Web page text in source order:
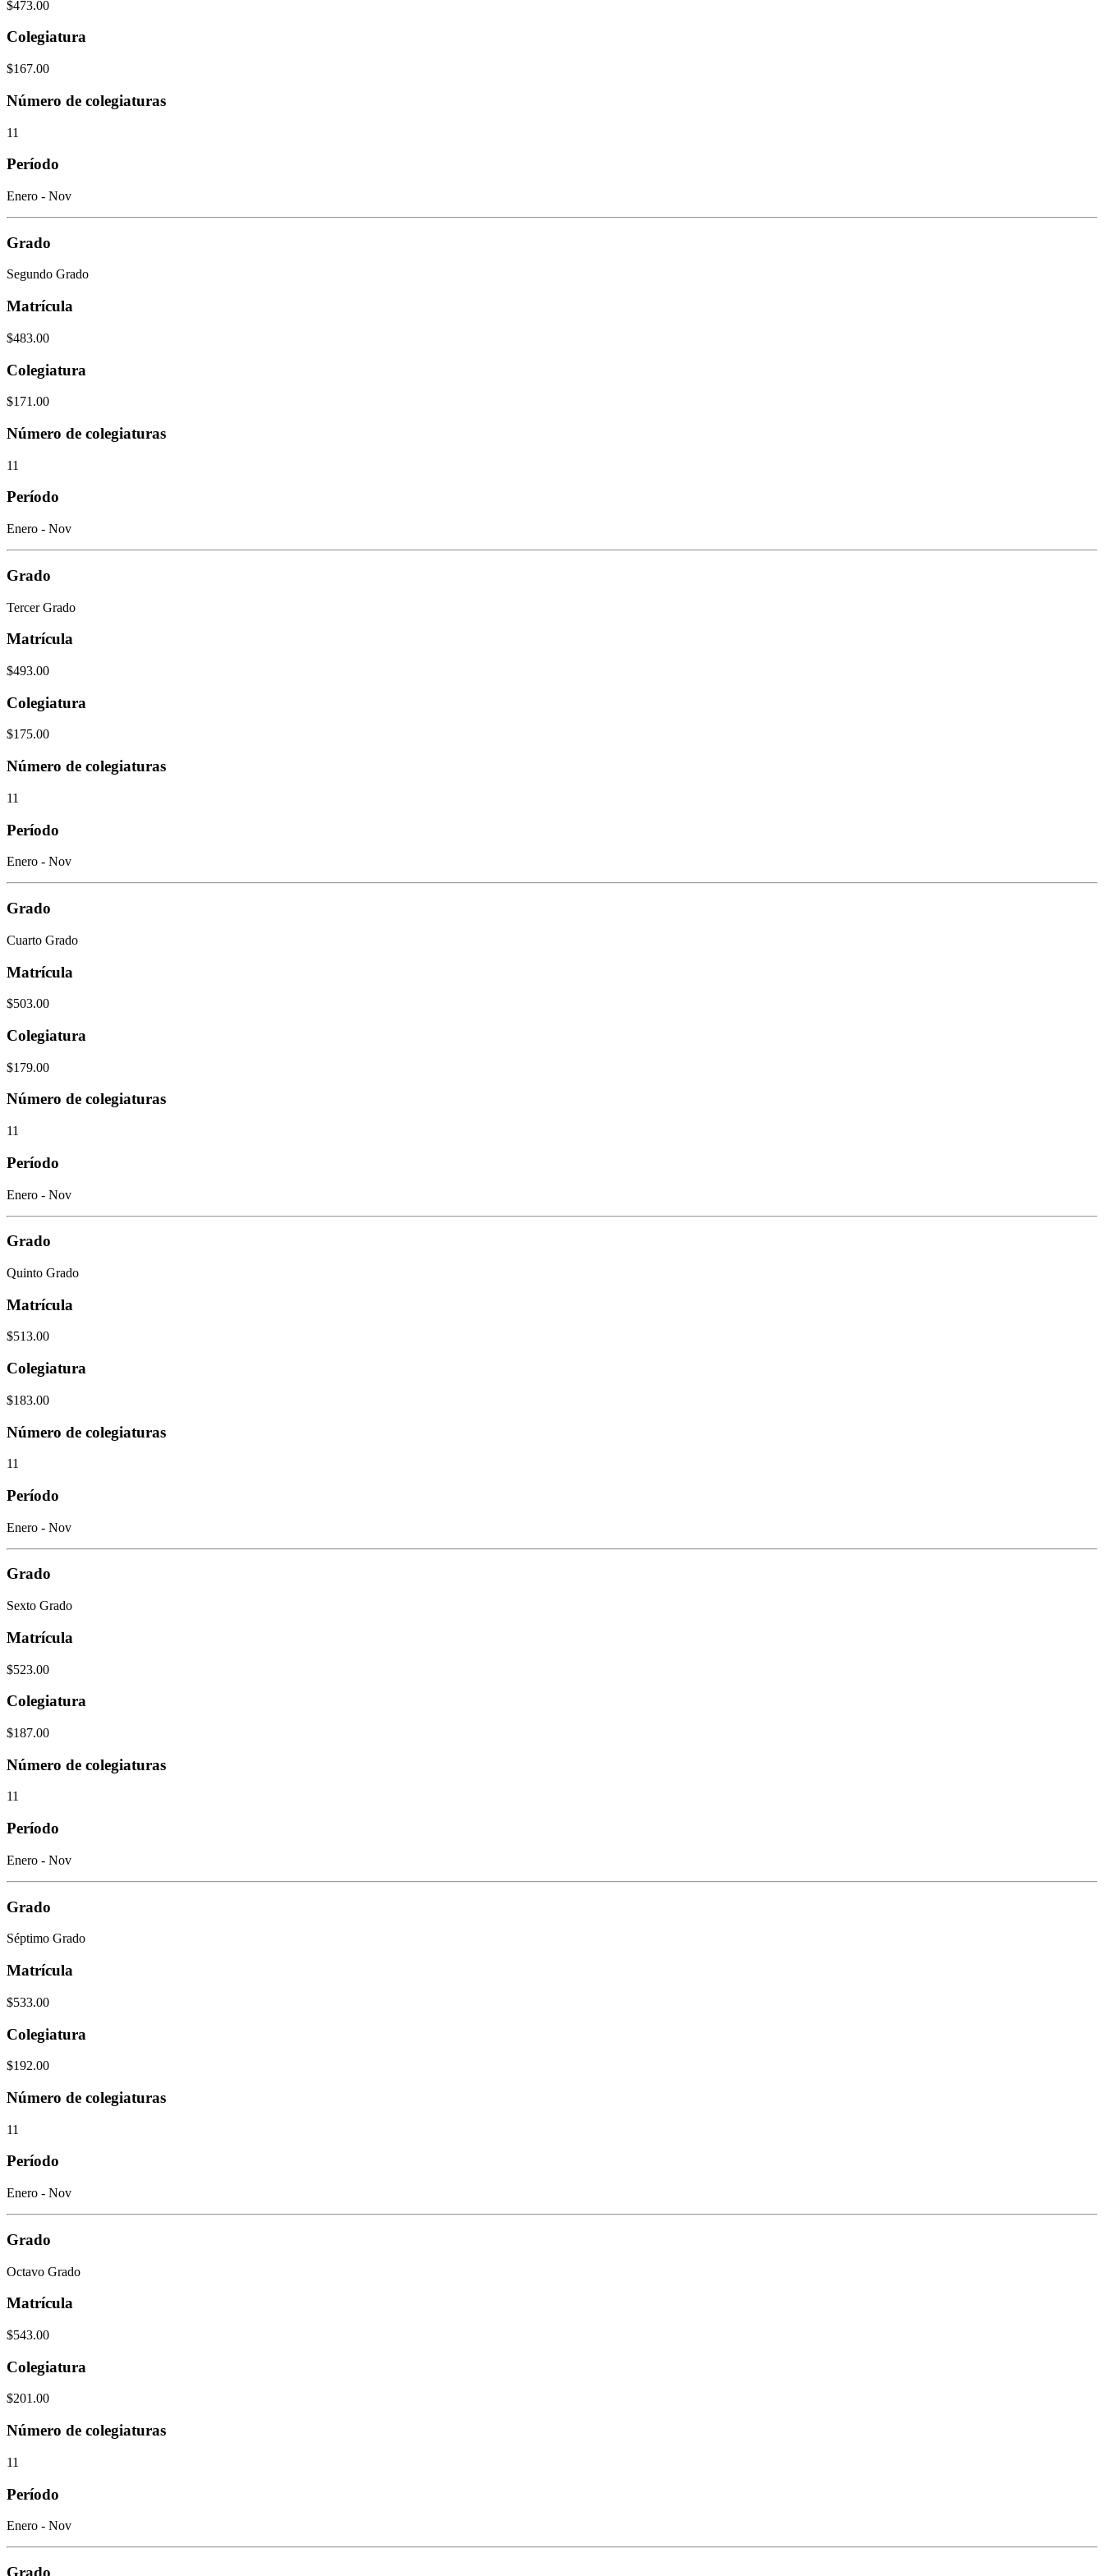
$473.00
Colegiatura
$167.00
Número de colegiaturas
11
Período
Enero - Nov
Grado
Segundo Grado
Matrícula
$483.00
Colegiatura
$171.00
Número de colegiaturas
11
Período
Enero - Nov
Grado
Tercer Grado
Matrícula
$493.00
Colegiatura
$175.00
Número de colegiaturas
11
Período
Enero - Nov
Grado
Cuarto Grado
Matrícula
$503.00
Colegiatura
$179.00
Número de colegiaturas
11
Período
Enero - Nov
Grado
Quinto Grado
Matrícula
$513.00
Colegiatura
$183.00
Número de colegiaturas
11
Período
Enero - Nov
Grado
Sexto Grado
Matrícula
$523.00
Colegiatura
$187.00
Número de colegiaturas
11
Período
Enero - Nov
Grado
Séptimo Grado
Matrícula
$533.00
Colegiatura
$192.00
Número de colegiaturas
11
Período
Enero - Nov
Grado
Octavo Grado
Matrícula
$543.00
Colegiatura
$201.00
Número de colegiaturas
11
Período
Enero - Nov
Grado